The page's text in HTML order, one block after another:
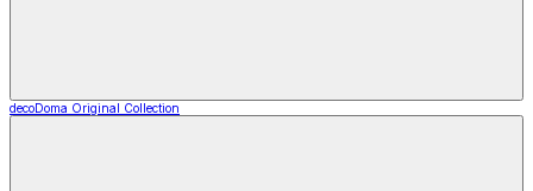
decoDoma Original Collection